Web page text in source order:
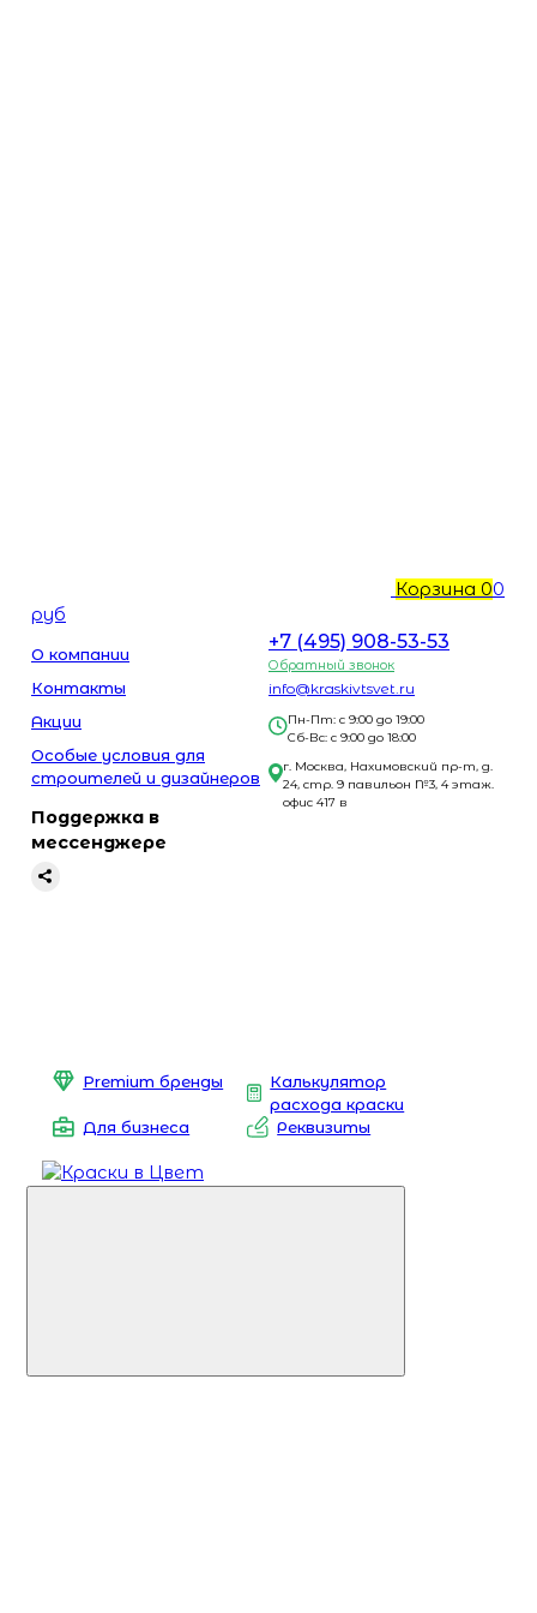
Корзина 00
руб
О компании
Контакты
Акции
Особые условия для
строителей и дизайнеров
Поддержка в
мессенджере
+7 (495) 908-53-53
Обратный звонок
info@kraskivtsvet.ru
Пн-Пт: с 9:00 до 19:00
Сб-Вс: с 9:00 до 18:00
г. Москва, Нахимовский пр-т, д.
24, стр. 9 павильон №3, 4 этаж.
офис 417 в
Premium бренды
Калькулятор
расхода краски
Для бизнеса
Реквизиты